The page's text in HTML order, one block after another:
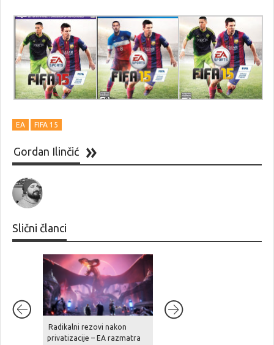
EA FIFA 15
Gordan Ilinčić
Slični članci
Radikalni rezovi nakon
privatizacije – EA razmatra